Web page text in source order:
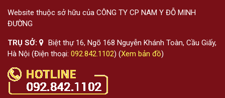
Website thuộc sở hữu của CÔNG TY CP NAM Y ĐỖ MINH
ĐƯỜNG
TRỤ SỞ:
Biệt thự 16, Ngõ 168 Nguyễn Khánh Toàn, Cầu Giấy,
Hà Nội (Điện thoại: 092.842.1102) (Xem bản đồ)